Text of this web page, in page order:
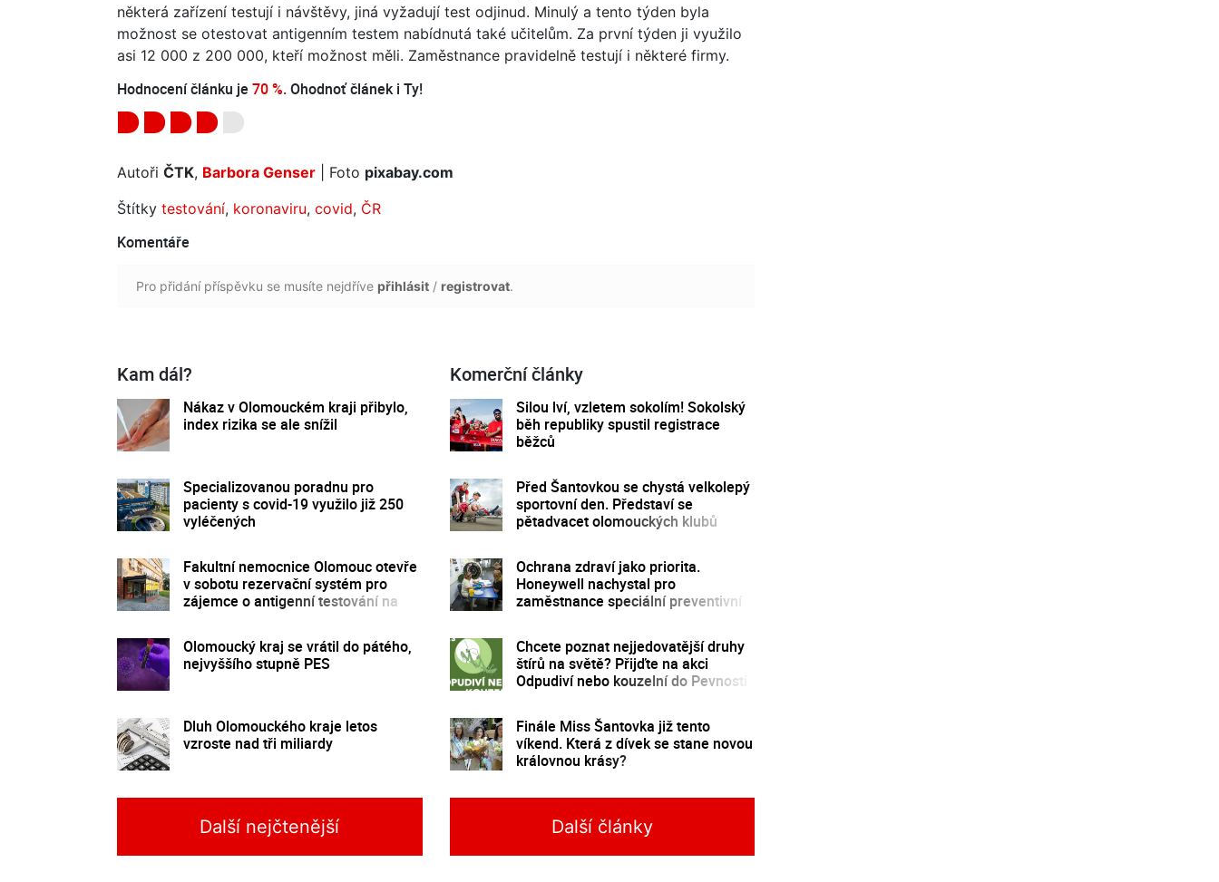
některá zařízení testují i návštěvy, jiná vyžadují test odjinud. Minulý a tento týden byla
možnost se otestovat antigenním testem nabídnutá také učitelům. Za první týden ji využilo
asi 12 000 z 200 000, kteří možnost měli. Zaměstnance pravidelně testují i některé firmy.
Hodnocení článku je 70 %. Ohodnoť článek i Ty!
Autoři ČTK, Barbora Genser | Foto pixabay.com
Štítky testování, koronaviru, covid, ČR
Komentáře
Pro přidání příspěvku se musíte nejdříve přihlásit / registrovat.
Kam dál?
Nákaz v Olomouckém kraji přibylo,
index rizika se ale snížil
Specializovanou poradnu pro
pacienty s covid-19 využilo již 250
vyléčených
Fakultní nemocnice Olomouc otevře
v sobotu rezervační systém pro
zájemce o antigenní testování na
Olomoucký kraj se vrátil do pátého,
nejvyššího stupně PES
Dluh Olomouckého kraje letos
vzroste nad tři miliardy
Komerční články
Silou lví, vzletem sokolím! Sokolský
běh republiky spustil registrace
běžců
Před Šantovkou se chystá velkolepý
sportovní den. Představí se
pětadvacet olomouckých klubů
Ochrana zdraví jako priorita.
Honeywell nachystal pro
zaměstnance speciální preventivní
Chcete poznat nejjedovatější druhy
štírů na světě? Přijďte na akci
Odpudiví nebo kouzelní do Pevnosti
Finále Miss Šantovka již tento
víkend. Která z dívek se stane novou
královnou krásy?
Další nejčtenější Další články